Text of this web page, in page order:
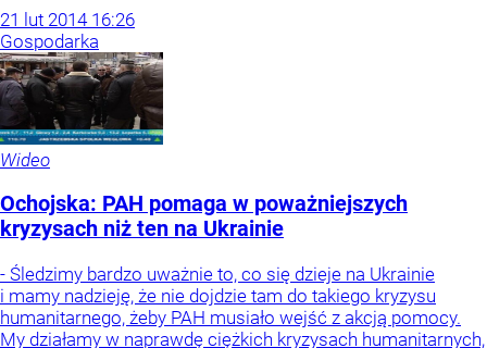
21 lut 2014 16:26
Gospodarka
Wideo
Ochojska: PAH pomaga w poważniejszych
kryzysach niż ten na Ukrainie
- Śledzimy bardzo uważnie to, co się dzieje na Ukrainie
i mamy nadzieję, że nie dojdzie tam do takiego kryzysu
humanitarnego, żeby PAH musiało wejść z akcją pomocy.
My działamy w naprawdę ciężkich kryzysach humanitarnych,